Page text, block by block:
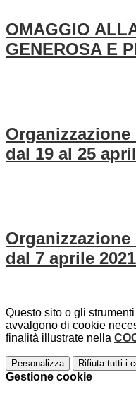
OMAGGIO
GENEROSA E
dal 19 al 25
dal 7 aprile
Questo sito o gli
avvalgono di cookie
finalità illustrate nella
Personalizza Rifiuta tutti i
Gestione cookie